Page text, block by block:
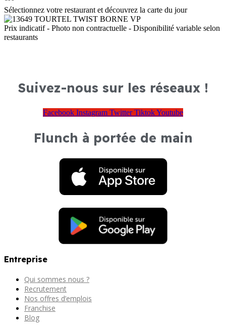
Sélectionnez votre restaurant et découvrez la carte du jour
Prix indicatif - Photo non contractuelle - Disponibilité variable selon
restaurants
Suivez-nous sur les réseaux !
Facebook Instagram Twitter TiktokYoutube
Flunch à portée de main
Entreprise
Qui sommes nous ?
Recrutement
Nos offres d’emplois
Franchise
Blog